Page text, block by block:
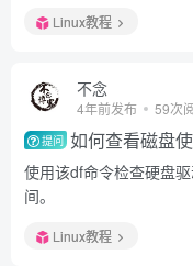
Linux教程
不念
4年前发布 59次
提问 如何查看磁盘
使用该df命令检查硬盘
间。
Linux教程